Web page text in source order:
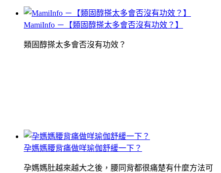
MamiInfo －【類固醇搽太多會否沒有功效？】
類固醇搽太多會否沒有功效？
孕媽媽腰背痛做咩瑜伽舒緩一下？
孕媽媽肚越來越大之後，腰同背都很痛楚有什麼方法可